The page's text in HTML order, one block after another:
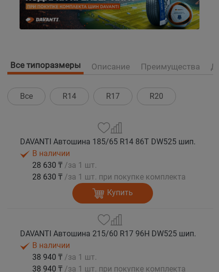
Все типоразмеры Описание Преимущества
Все R14 R17 R20
DAVANTI Автошина 185/65 R14 86T DW525 шип.
В наличии
28 630 ₸ /за 1 шт.
28 630 ₸ /за 1 шт. при покупке комплекта
Купить
DAVANTI Автошина 215/60 R17 96H DW525 шип.
В наличии
38 940 ₸ /за 1 шт.
38 940 ₸ /за 1 шт. при покупке комплекта